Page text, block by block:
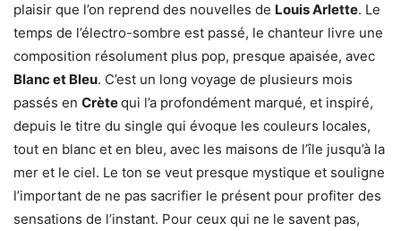
plaisir que l’on reprend des nouvelles de Louis Arlette. Le
temps de l’électro-sombre est passé, le chanteur livre une
composition résolument plus pop, presque apaisée, avec
Blanc et Bleu. C’est un long voyage de plusieurs mois
passés en Crètequi l’a profondément marqué, et inspiré,
depuis le titre du single qui évoque les couleurs locales,
tout en blanc et en bleu, avec les maisons de l’île jusqu’à la
mer et le ciel. Le ton se veut presque mystique et souligne
l’important de ne pas sacrifier le présent pour profiter des
sensations de l’instant. Pour ceux qui ne le savent pas,